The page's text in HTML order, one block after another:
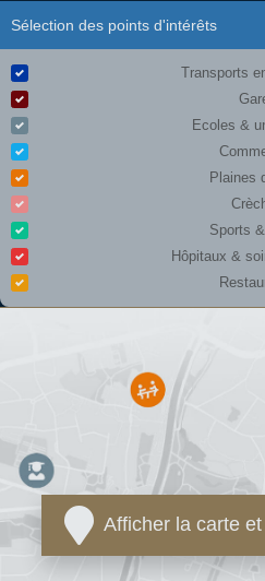
Sélection des points d'intérêts
Transports
Ecoles &
Plaines
Sports
Hôpitaux &
Afficher la carte